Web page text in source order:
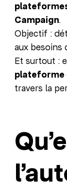
Campaign.
Objectif :
aux besoins
Et surtout :
plateforme
travers la